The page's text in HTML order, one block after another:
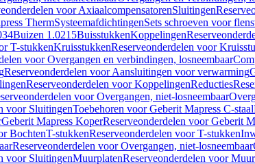
voor AxiaalcompensatorenSluitingen
ThermSysteemafdichtingenSets schroeven voor
Buizen 1.0215BuisstukkenKoppelingen
T-stukkenKruisstukkenReserveonderdelen voor
voor Overgangen en verbindingen, losneembaar
Reserveonderdelen voor Aansluitingen voor verwarming
Reserveonderdelen voor KoppelingenReducties
voor Overgangen, niet-losneembaar
voor SluitingenToebehoren voor Geberit Mapress C-staal
Geberit Mapress KoperReserveonderdelen voor Geberit
BochtenT-stukkenReserveonderdelen voor T-stukken
Reserveonderdelen voor Overgangen, niet-losneembaar
voor SluitingenMuurplatenReserveonderdelen voor